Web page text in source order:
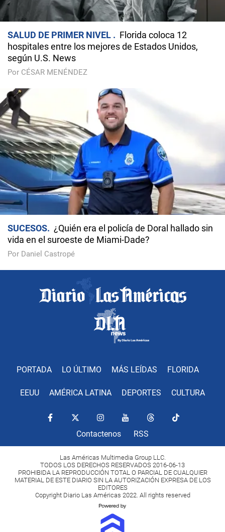
SALUD DE PRIMER NIVEL
Florida coloca 12
hospitales entre los mejores de Estados Unidos,
según U.S. News
Por CÉSAR MENÉNDEZ
SUCESOS
¿Quién era el policía de Doral hallado sin
vida en el suroeste de Miami-Dade?
Por Daniel Castropé
PORTADA LO ÚLTIMO MÁS LEÍDAS FLORIDA
EEUU AMÉRICA LATINA DEPORTES CULTURA
Contactenos RSS
Las Américas Multimedia Group LLC.
TODOS LOS DERECHOS RESERVADOS 2016-06-13
PROHIBIDA LA REPRODUCCIÓN TOTAL O PARCIAL DE CUALQUIER
MATERIAL DE ESTE DIARIO SIN LA AUTORIZACIÓN EXPRESA DE LOS
EDITORES
Copyright Diario Las Américas 2022. All rights reserved